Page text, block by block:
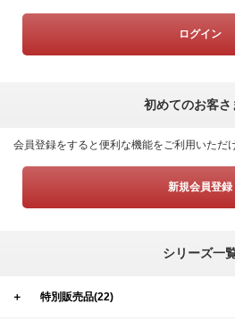
初めてのお客さ
会員登録をすると便利な機能をご利用いただ
新規会員登録
シリーズ一
＋ 特別販売品(22)